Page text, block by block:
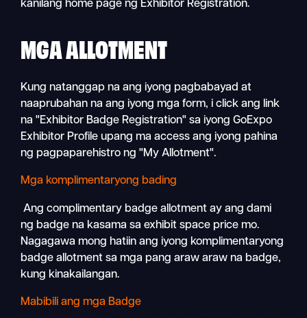
kanilang home page ng Exhibitor Registration.
MGA ALLOTMENT
Kung natanggap na ang iyong pagbabayad at
naaprubahan na ang iyong mga form, i click ang link
na "Exhibitor Badge Registration" sa iyong GoExpo
Exhibitor Profile upang ma access ang iyong pahina
ng pagpaparehistro ng "My Allotment".
Mga komplimentaryong bading
Ang complimentary badge allotment ay ang dami
ng badge na kasama sa exhibit space price mo.
Nagagawa mong hatiin ang iyong komplimentaryong
badge allotment sa mga pang araw araw na badge,
kung kinakailangan.
Mabibili ang mga Badge